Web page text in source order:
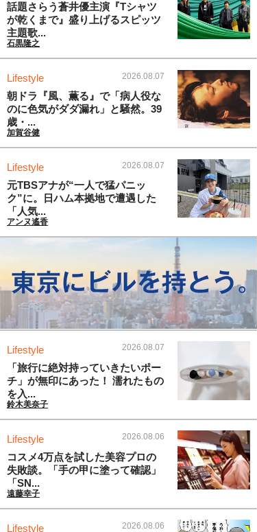
話題さらう蒼井優主演『Tシャツ
が乾くまで』盛り上げるスピッツ
主題歌...
石黒隆之
Lifestyle 2026.08.07
朝ドラ『風、薫る』で「病人役な
のに色気がダダ漏れ」と騒然。39
歳・...
加賀谷健
Lifestyle 2026.08.07
元TBSアナが“一人で猛パニッ
ク”に。日ハム本拠地で遭遇した
「人気...
アンヌ遙香
Lifestyle 2026.08.07
「旅行に絶対持っていきたいポー
チ」が無印にあった！ 濡れたもの
を入...
鈴木美奈子
Lifestyle 2026.08.06
コスメ4万点を試した美容プロの
失敗談。「手の甲に塗って確認」
「SN...
遠藤幸子
Lifestyle 2026.08.06